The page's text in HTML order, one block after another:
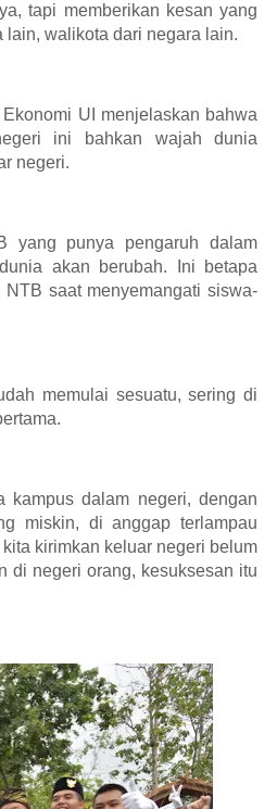
tapi memberikan kesan yang
lain, walikota dari negara lain.
UI menjelaskan bahwa
ini bahkan wajah dunia
negeri.
yang punya pengaruh dalam
dunia akan berubah. Ini betapa
saat menyemangati siswa-
memulai sesuatu, sering di
dalam negeri, dengan
miskin, di anggap terlampau
kirimkan keluar negeri belum
di negeri orang, kesuksesan itu